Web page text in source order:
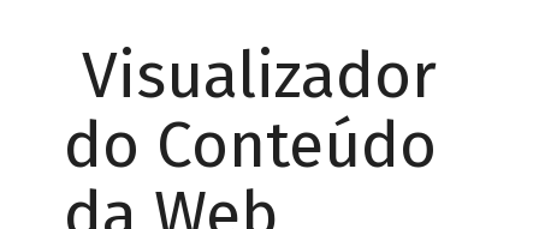
Visualizador
do Conteúdo